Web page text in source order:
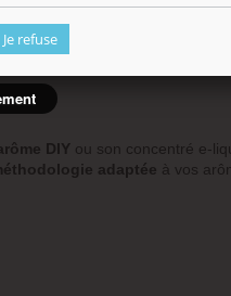
DIY ou son concentré e-
adaptée à vos
Je refuse